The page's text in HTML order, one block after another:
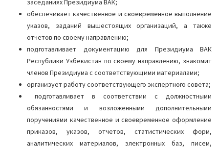
заседаниях Президиума ВАК;
обеспечивает качественное и своевременное выполнение
указов, заданий вышестоящих организаций, а также
отчетов по своему направлению;
подготавливает документацию для Президиума ВАК
Республики Узбекистан по своему направлению, знакомит
членов Президиума с соответствующими материалами;
организует работу соответствующего экспертного совета;
подготавливает в соответствии с должностными
обязанностями и возложенными дополнительными
поручениями качественное и своевременное оформление
приказов, указов, отчетов, статистических форм,
аналитических материалов, электронных баз, писем,